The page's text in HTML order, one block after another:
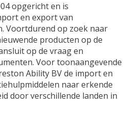
opgericht en is
en export van
Voortdurend op zoek naar
producten op de
op de vraag en
Voor toonaangevende
Ability BV de import en
naar erkende
door verschillende landen in